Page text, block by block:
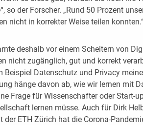
so der Forscher. „Rund 50 Prozent
nicht in korrekter Weise teilen
deshalb vor einem Scheitern von
nicht zugänglich, gut und korrekt
Beispiel Datenschutz und Privacy
hänge davon ab, wie wir lernen mit
Frage für Wissenschafter oder Start-
lernen müsse. Auch für Dirk
der ETH Zürich hat die Corona-